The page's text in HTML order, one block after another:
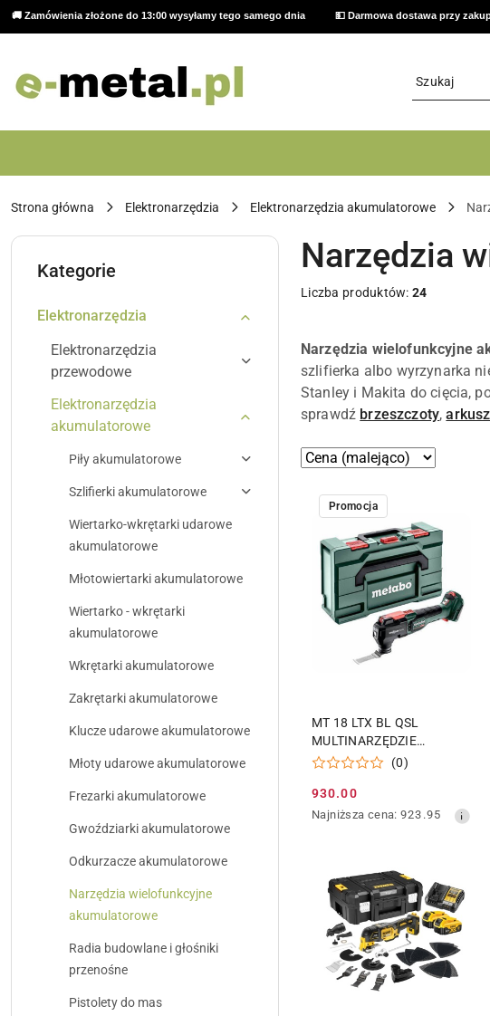
🚚 Zamówienia złożone do 13:00 wysyłamy tego samego dnia 💵 Darmowa dostawa przy
Strona główna Elektronarzędzia Elektronarzędzia akumulatorowe
Kategorie
Elektronarzędzia
Elektronarzędzia
przewodowe
Elektronarzędzia
akumulatorowe
Piły akumulatorowe
Szlifierki akumulatorowe
Wiertarko-wkrętarki udarowe
akumulatorowe
Młotowiertarki akumulatorowe
Wiertarko - wkrętarki
akumulatorowe
Wkrętarki akumulatorowe
Zakrętarki akumulatorowe
Klucze udarowe akumulatorowe
Młoty udarowe akumulatorowe
Frezarki akumulatorowe
Gwoździarki akumulatorowe
Odkurzacze akumulatorowe
Narzędzia wielofunkcyjne
akumulatorowe
Radia budowlane i głośniki
przenośne
Pistolety do mas
Narzędzia
Liczba produktów:24
Narzędzia wielofunkcyjne
szlifierka albo wyrzynarka
Stanley i Makita do cięcia,
sprawdź brzeszczoty,
Zastosowano
Cena
(malejąco).
Sortuj
MT 18 LTX BL QSL
MULTINARZĘDZIE
AKUMULATOROWE
(0)
Cena
promocyjna:
930.00
Najniższa
przed
obniżką
Najniższa cena: 923.95
Promocja